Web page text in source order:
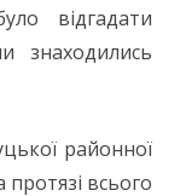
відгадати
знаходились
районної
всього